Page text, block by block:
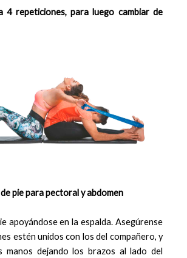
4 repeticiones, para luego cambiar de
pie para pectoral y abdomen
apoyándose en la espalda. Asegúrense
estén unidos con los del compañero, y
manos dejando los brazos al lado del